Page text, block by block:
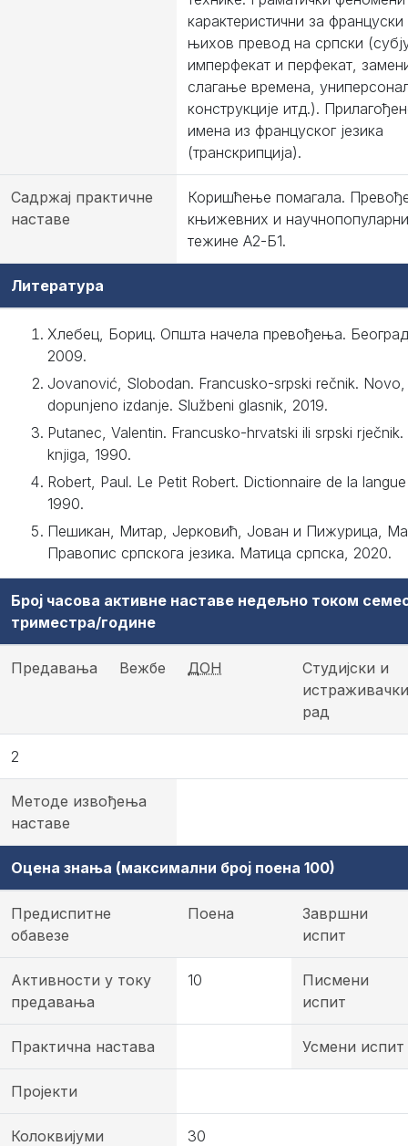
карактеристични за француски
њихов превод на српски
имперфекат и перфекат,
слагање времена,
конструкције итд.).
имена из француског језика
(транскрипција).
Садржај практичне
наставе
Коришћење помагала.
књижевних и
тежине А2-Б1.
Литература
Хлебец, Бориц. Општа начела превођења.
2009.
Jovanović, Slobodan. Francusko-srpski rečnik.
dopunjeno izdanje. Službeni glasnik, 2019.
Putanec, Valentin. Francusko-hrvatski ili srpski rječnik.
knjiga, 1990.
Robert, Paul. Le Petit Robert. Dictionnaire de la
1990.
Пешикан, Митар, Јерковић, Јован и Пижурица,
Правопис српскога језика. Матица српска, 2020.
Број часова активне наставе недељно током
триместра/године
Предавања Вежбе ДОН
Студијски и
истраживачки
рад
2
Методе извођења
наставе
Оцена знања (максимални број поена 100)
Предиспитне
обавезе
Поена
Завршни
испит
Активности у току
предавања
10
Писмени
испит
Практична настава Усмени испит
Пројекти
Колоквијуми 30